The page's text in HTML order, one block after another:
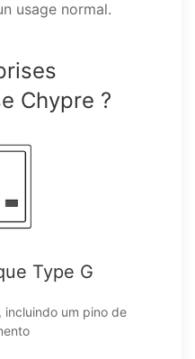
usage normal.
Chypre ?
Type G
incluindo um pino de